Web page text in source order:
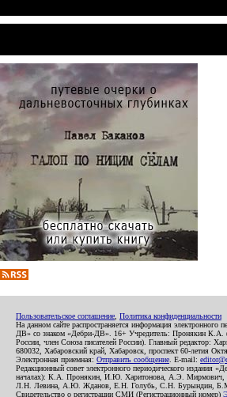
Пользовательское соглашение Политика конфиденциальности
На данном сайте распространяется информация электронного
ДВ» со знаком «Дебри-ДВ». 16+ Учредитель: Пронякин К.А.
России, член Союза писателей России). Главный редактор:
680032, Хабаровский край, Хабаровск, проспект 60-летия
Электронная приемная: Отправить сообщение . E-mail:
Редакционный совет электронного периодического издания
началах): К.А. Пронякин, И.Ю. Харитонова, А.Э.
Л.Н. Левина, А.Ю. Жданов, Е.Н. Голубь, С.Н. Бурындин,
Свидетельство о регистрации СМИ (Регистрационный номер)